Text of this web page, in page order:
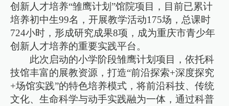
创新人才培养“雏鹰计划”馆院项目，目前已累计
培养初中生99名，开展教学活动175场，总课时
724小时，形成研究成果8项，成为重庆市青少年
创新人才培养的重要实践平台。
此次启动的小学阶段雏鹰计划项目，依托科
技馆丰富的展教资源，打造“前沿探索+深度探究
+场馆实践”的特色培养模式，将前沿科技、传统
文化、生命科学与动手实践融为一体，通过科普